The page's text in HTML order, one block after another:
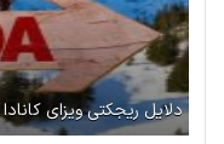
دلایل ریجکتی ویزای کانادا